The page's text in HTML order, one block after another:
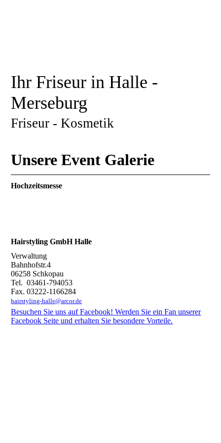
Ihr Friseur in Halle -
Merseburg
Friseur - Kosmetik
Unsere Event Galerie
Hochzeitsmesse
Hairstyling GmbH Halle
Verwaltung
Bahnhofstr.4
06258 Schkopau
Tel. 03461-794053
Fax. 03222-1166284
hairstyling-halle@arcor.de
Besuchen Sie uns auf Facebook! Werden Sie ein Fan unserer
Facebook Seite und erhalten Sie besondere Vorteile.